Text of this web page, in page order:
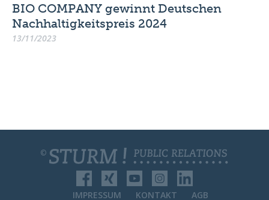
BIO COMPANY gewinnt Deutschen
Nachhaltigkeitspreis 2024
13/11/2023
©
IMPRESSUM KONTAKT AGB